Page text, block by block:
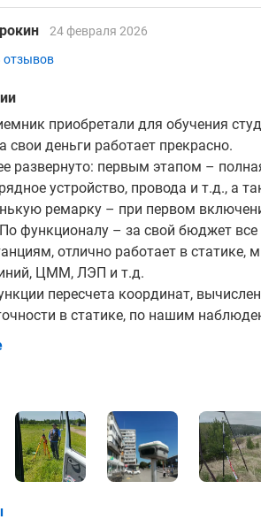
24 февраля 2026
отзывов
приобретали для обучения
свои деньги работает прекрасно.
развернуто: первым этапом –
устройство, провода и т.д., а
ремарку – при первом
функционалу – за свой бюджет
отлично работает в статике,
ЦММ, ЛЭП и т.д.
пересчета координат,
в статике, по нашим
съемки в RTK с подключением к базе
31 мм по высоте в условиях
свои деньги приемник и по точности